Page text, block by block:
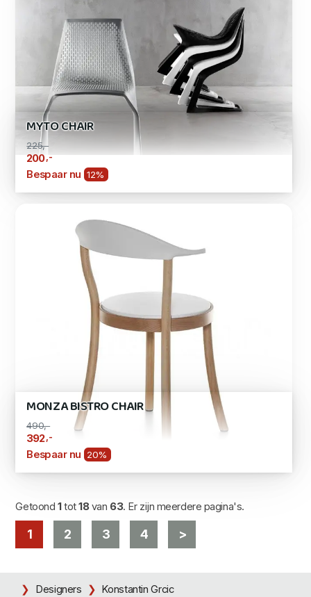
MYTO CHAIR
225,-
200,-
Bespaar nu 12%
MONZA BISTRO CHAIR
490,-
392,-
Bespaar nu 20%
Getoond 1tot18van 63. Er zijn meerdere pagina's.
1 2 3 4 >
Designers Konstantin Grcic